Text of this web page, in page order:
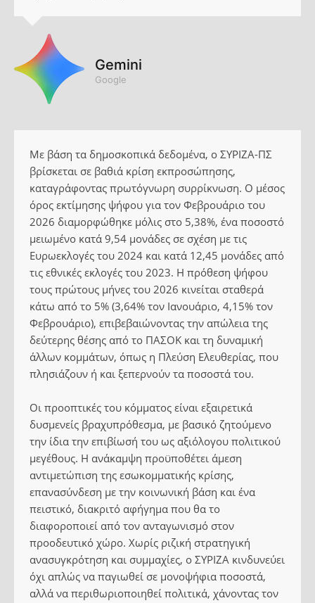
Gemini
Google
Με βάση τα δημοσκοπικά δεδομένα, ο ΣΥΡΙΖΑ-ΠΣ
βρίσκεται σε βαθιά κρίση εκπροσώπησης,
καταγράφοντας πρωτόγνωρη συρρίκνωση. Ο μέσος
όρος εκτίμησης ψήφου για τον Φεβρουάριο του
2026 διαμορφώθηκε μόλις στο 5,38%, ένα ποσοστό
μειωμένο κατά 9,54 μονάδες σε σχέση με τις
Ευρωεκλογές του 2024 και κατά 12,45 μονάδες από
τις εθνικές εκλογές του 2023. Η πρόθεση ψήφου
τους πρώτους μήνες του 2026 κινείται σταθερά
κάτω από το 5% (3,64% τον Ιανουάριο, 4,15% τον
Φεβρουάριο), επιβεβαιώνοντας την απώλεια της
δεύτερης θέσης από το ΠΑΣΟΚ και τη δυναμική
άλλων κομμάτων, όπως η Πλεύση Ελευθερίας, που
πλησιάζουν ή και ξεπερνούν τα ποσοστά του.
Οι προοπτικές του κόμματος είναι εξαιρετικά
δυσμενείς βραχυπρόθεσμα, με βασικό ζητούμενο
την ίδια την επιβίωσή του ως αξιόλογου πολιτικού
μεγέθους. Η ανάκαμψη προϋποθέτει άμεση
αντιμετώπιση της εσωκομματικής κρίσης,
επανασύνδεση με την κοινωνική βάση και ένα
πειστικό, διακριτό αφήγημα που θα το
διαφοροποιεί από τον ανταγωνισμό στον
προοδευτικό χώρο. Χωρίς ριζική στρατηγική
ανασυγκρότηση και συμμαχίες, ο ΣΥΡΙΖΑ κινδυνεύει
όχι απλώς να παγιωθεί σε μονοψήφια ποσοστά,
αλλά να περιθωριοποιηθεί πολιτικά, χάνοντας τον